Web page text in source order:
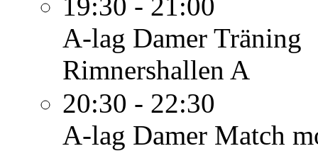
A-lag Damer Träning
Rimnershallen A
20:30 - 22:30
A-lag Damer Match